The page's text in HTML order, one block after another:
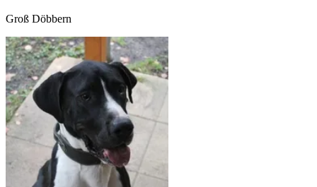
Groß Döbbern